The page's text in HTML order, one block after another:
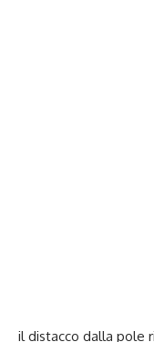
il distacco dalla pole